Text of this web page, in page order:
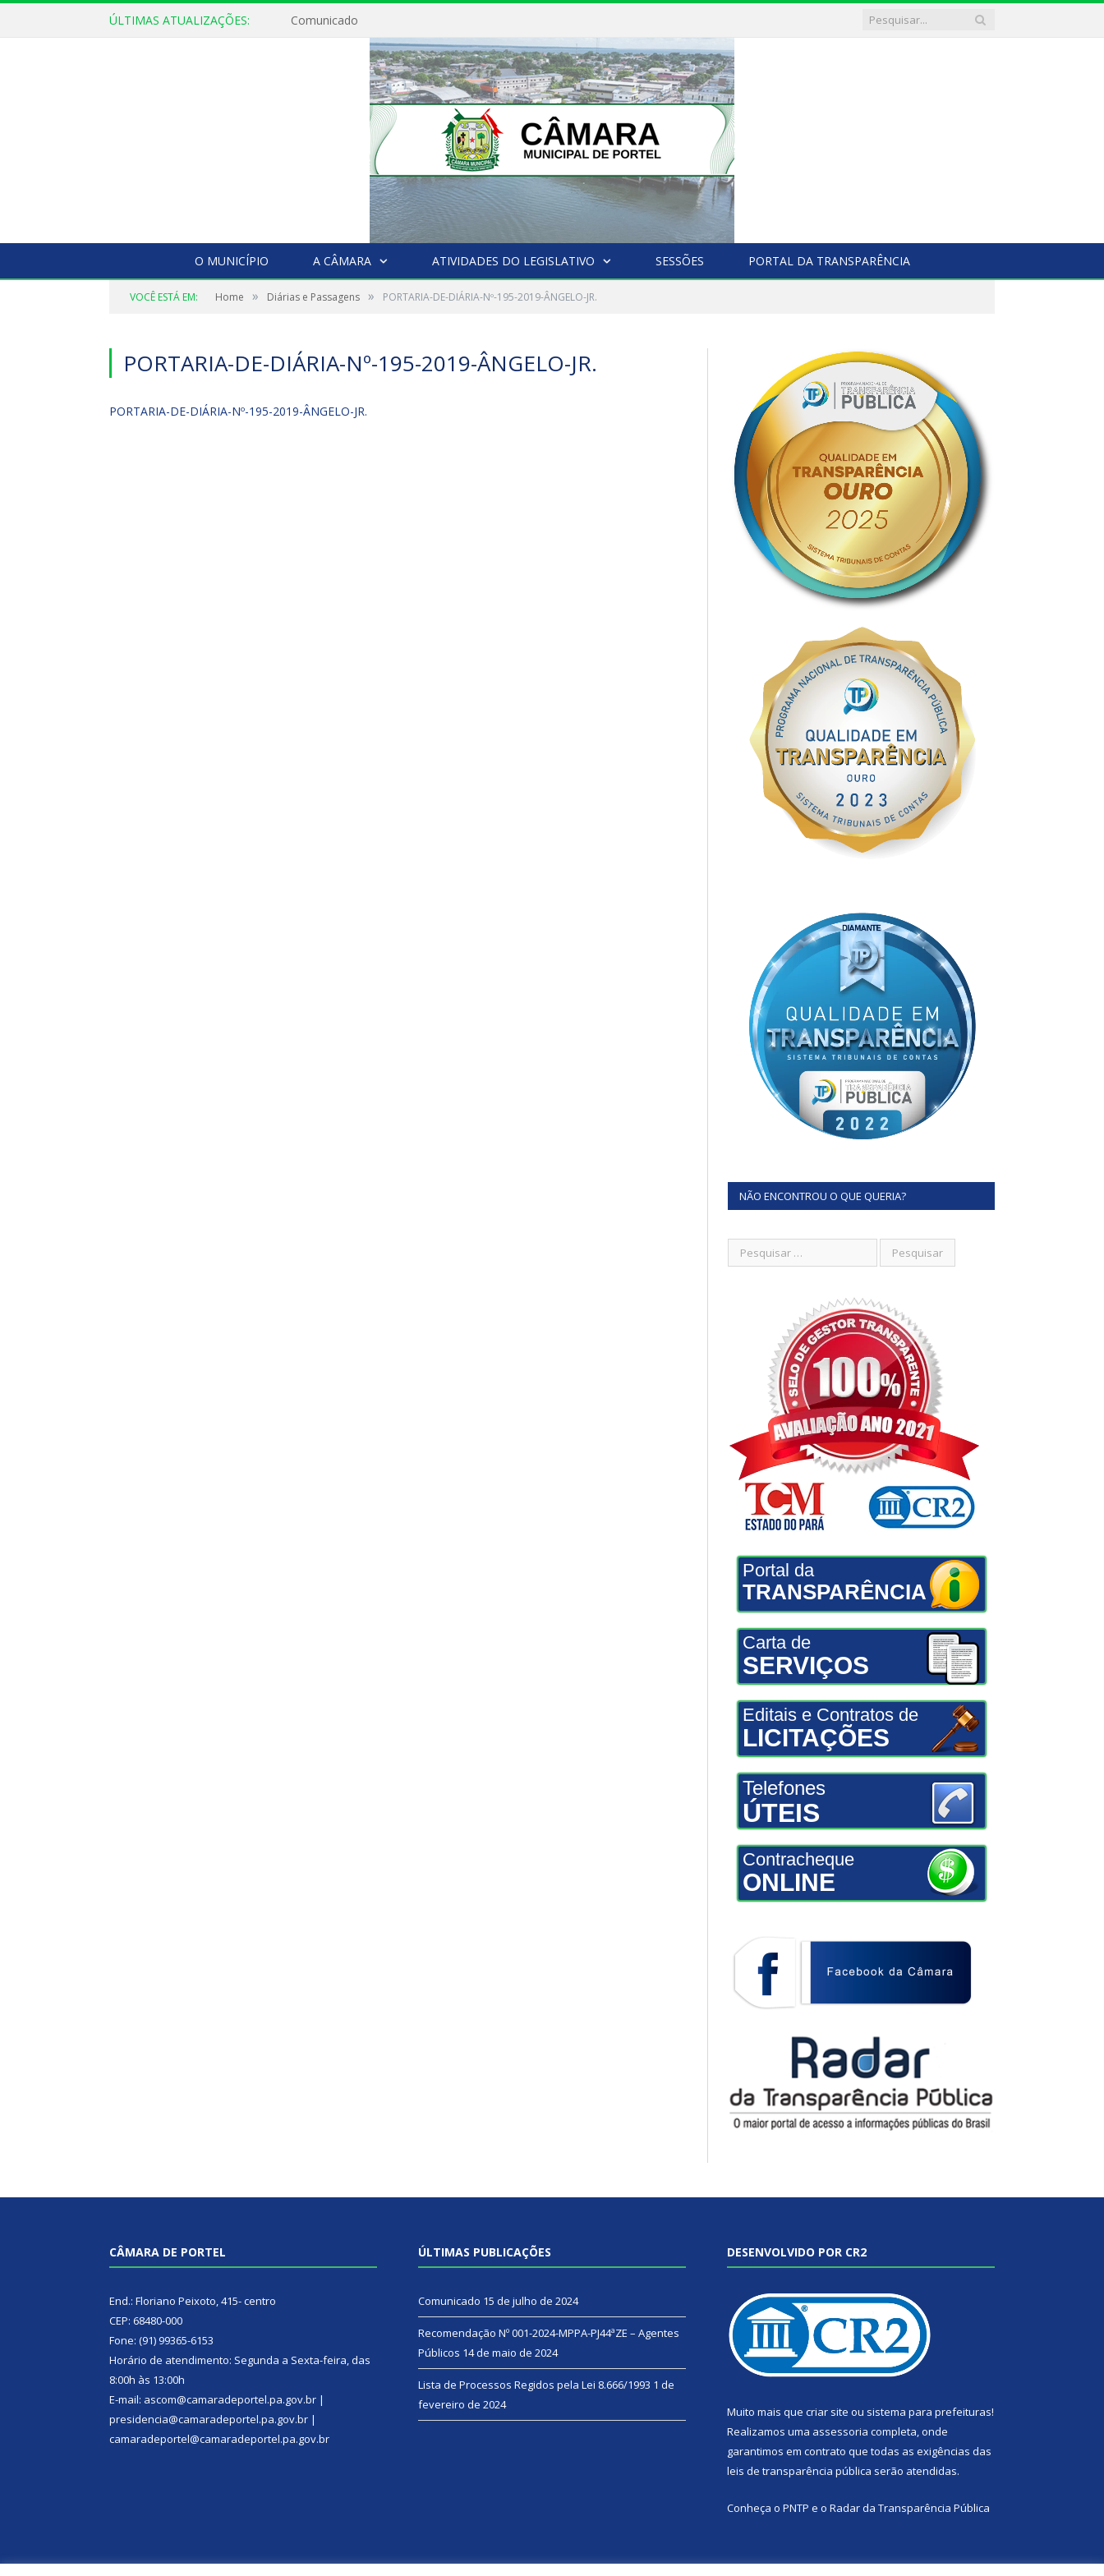
ÚLTIMAS ATUALIZAÇÕES: Comunicado
O MUNICÍPIO A CÂMARA ATIVIDADES DO LEGISLATIVO SESSÕES PORTAL DA TRANSPARÊNCIA
VOCÊ ESTÁ EM: Home » Diárias e Passagens » PORTARIA-DE-DIÁRIA-Nº-195-2019-ÂNGELO-JR.
PORTARIA-DE-DIÁRIA-Nº-195-2019-ÂNGELO-JR.
PORTARIA-DE-DIÁRIA-Nº-195-2019-ÂNGELO-JR.
NÃO ENCONTROU O QUE QUERIA?
Portal da
TRANSPARÊNCIA
Carta de
SERVIÇOS
Editais e Contratos de
LICITAÇÕES
Telefones
ÚTEIS
Contracheque
ONLINE
CÂMARA DE PORTEL
End.: Floriano Peixoto, 415- centro
CEP: 68480-000
Fone: (91) 99365-6153
Horário de atendimento: Segunda a Sexta-feira, das
8:00h às 13:00h
E-mail: ascom@camaradeportel.pa.gov.br |
presidencia@camaradeportel.pa.gov.br |
camaradeportel@camaradeportel.pa.gov.br
ÚLTIMAS PUBLICAÇÕES
Comunicado 15 de julho de 2024
Recomendação Nº 001-2024-MPPA-PJ44ªZE – Agentes
Públicos 14 de maio de 2024
Lista de Processos Regidos pela Lei 8.666/1993 1 de
fevereiro de 2024
DESENVOLVIDO POR CR2
Muito mais que criar site ou sistema para prefeituras!
Realizamos uma assessoria completa, onde
garantimos em contrato que todas as exigências das
leis de transparência pública serão atendidas.
Conheça o PNTP e o Radar da Transparência Pública